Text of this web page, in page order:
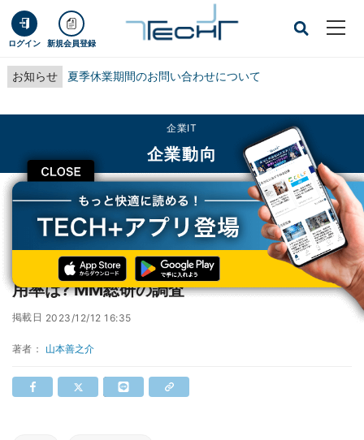
ログイン 新規会員登録
お知らせ 夏季休業期間のお問い合わせについて
CLOSE
企業IT
企業動向
TECH+ 企業IT
企業動向
電子処方箋の利用者は3％、マイナ保険証の利用率は? MM総研の調査
電子処方箋の利用者は3％、マイナ保険証の利
用率は? MM総研の調査
掲載日 2023/12/12 16:35
著者： 山本善之介